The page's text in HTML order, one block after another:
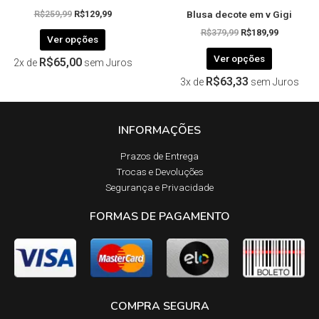
R$259,99 R$129,99
Ver opções
produto
2x de R$65,00 sem Juros
Blusa decote em v Gigi
R$379,99 R$189,99
Ver opções
produto
3x de R$63,33 sem Juros
INFORMAÇÕES
Prazos de Entrega​
Trocas e Devoluções​
Segurança e Privacidade
FORMAS DE PAGAMENTO
COMPRA SEGURA